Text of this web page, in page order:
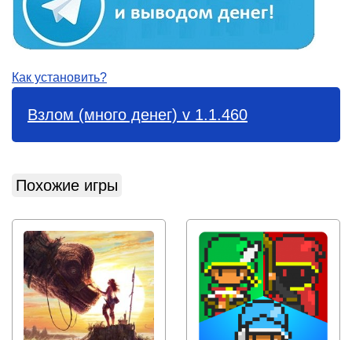
Как установить?
Взлом (много денег) v 1.1.460
Похожие игры